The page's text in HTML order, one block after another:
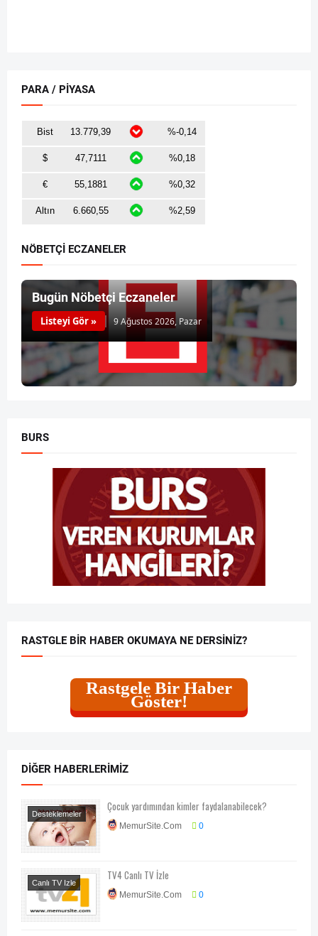
PARA / PİYASA
NÖBETÇİ ECZANELER
Bugün Nöbetçi Eczaneler
Listeyi Gör » 9 Ağustos 2026, Pazar
BURS
RASTGLE BIR HABER OKUMAYA NE DERSINIZ?
Rastgele Bir Haber
Göster!
DIĞER HABERLERIMIZ
Desteklemeler
Ekonomi
Genel
Haberler
Çocuk yardımından kimler faydalanabilecek?
MemurSite.Com 0
Canlı TV Izle
TV4 Canlı TV İzle
MemurSite.Com 0